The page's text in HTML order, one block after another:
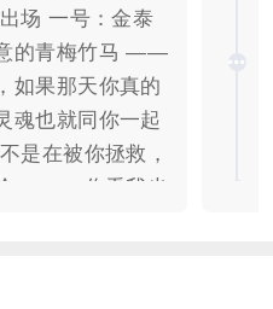
场 一号：金泰
的青梅竹马 ——
如果那天你真的
魂也就同你一起
是在被你拯救，
。 ——你看我也